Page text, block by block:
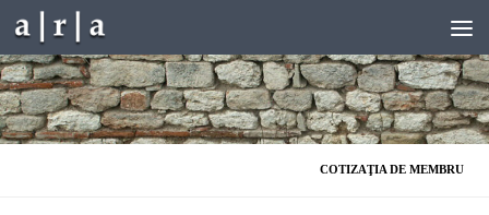
Skip to content
COTIZAŢIA DE MEMBRU